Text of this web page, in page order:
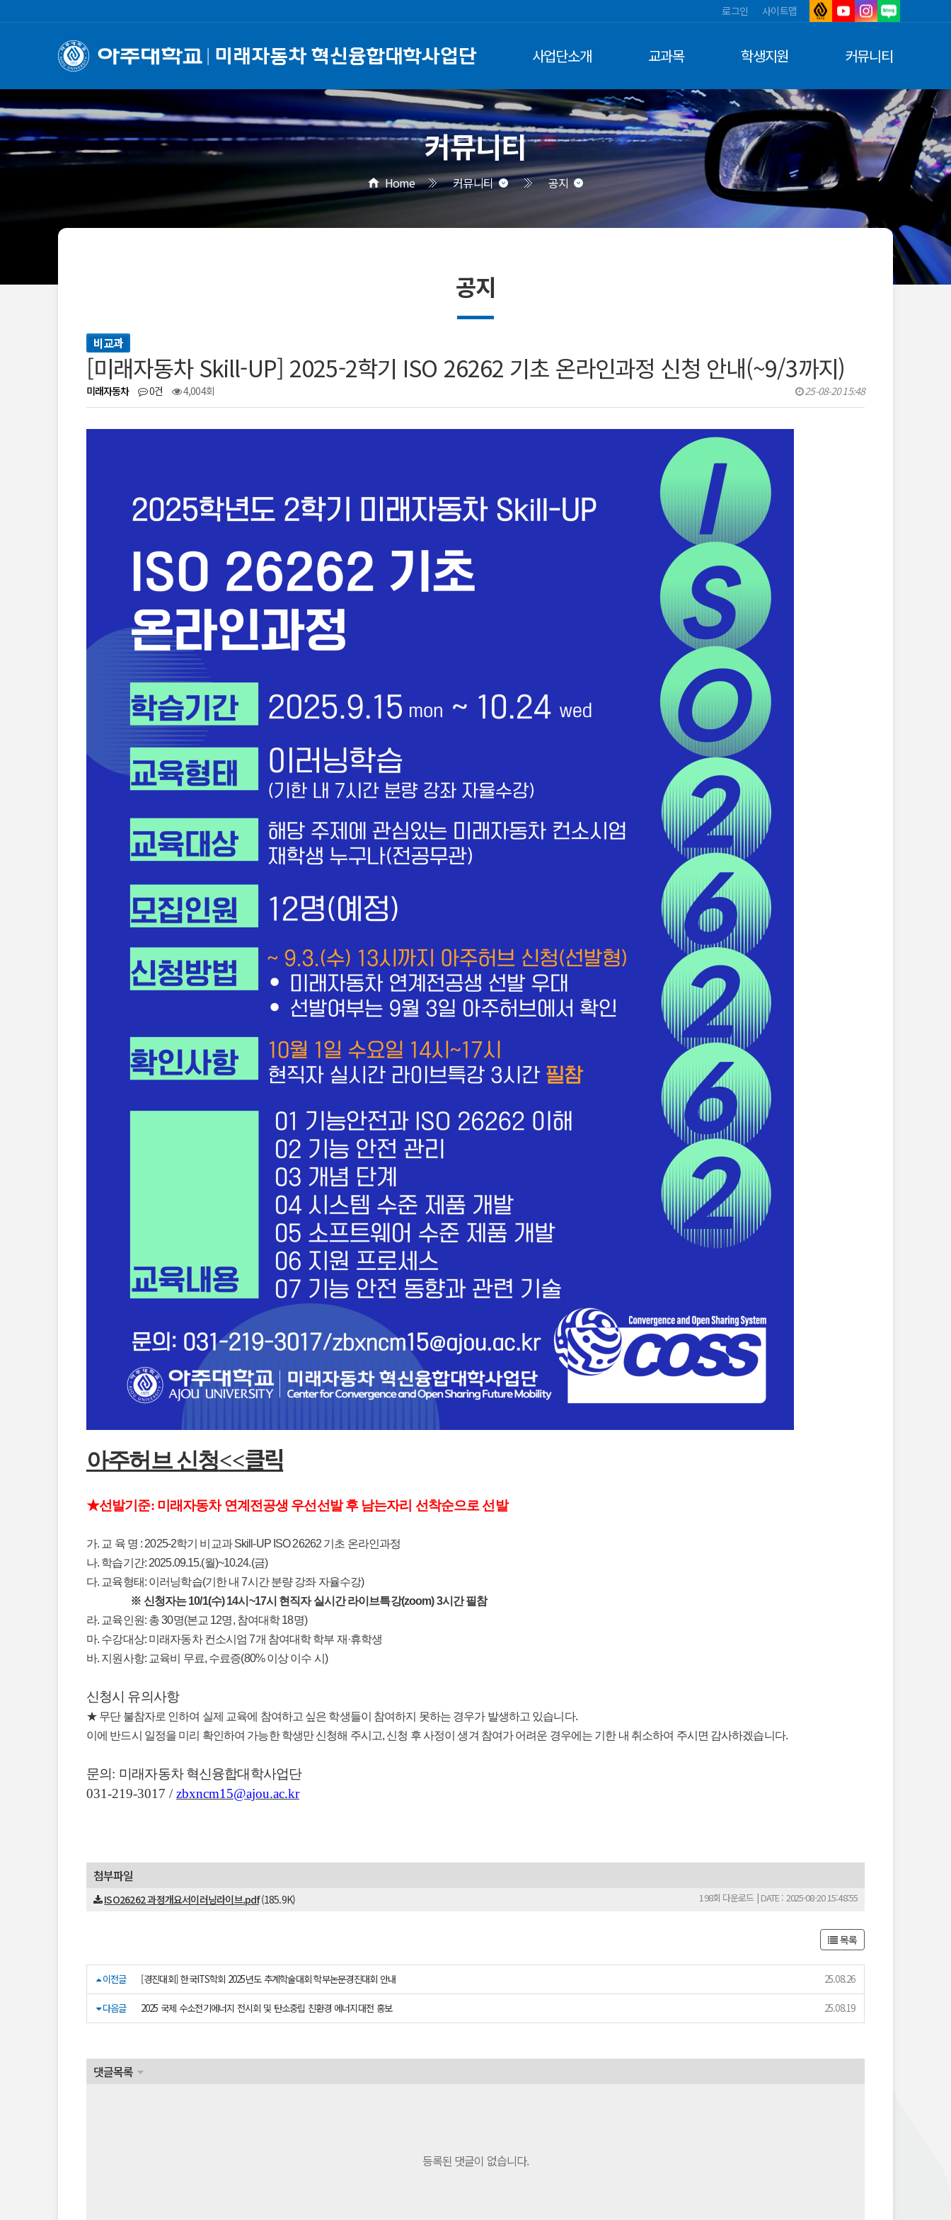
로그인 사이트맵
아 유 인
타
그
네
버
블
사업단소개 교과목 학생지원 커뮤니티
커뮤니티
Home 커뮤니티 공지
공지
비교과
[미래자동차 Skill-UP] 2025-2학기 ISO 26262 기초 온라인과정 신청 안내(~9/3까지)
미래자동차 0건 4,004회 25-08-20 15:48
아주허브 신청<<클릭
★선발기준: 미래자동차 연계전공생 우선선발 후 남는자리 선착순으로 선발
가. 교 육 명 : 2025-2학기 비교과 Skill-UP ISO 26262 기초 온라인과정
나. 학습기간: 2025.09.15.(월)~10.24.(금)
다. 교육형태: 이러닝학습(기한 내 7시간 분량 강좌 자율수강)
※ 신청자는 10/1(수) 14시~17시 현직자 실시간 라이브특강(zoom) 3시간 필참
라. 교육인원: 총 30명(본교 12명, 참여대학 18명)
마. 수강대상: 미래자동차 컨소시엄 7개 참여대학 학부 재·휴학생
바. 지원사항: 교육비 무료, 수료증(80% 이상 이수 시)
신청시 유의사항
★ 무단 불참자로 인하여 실제 교육에 참여하고 싶은 학생들이 참여하지 못하는 경우가 발생하고 있습니다.
이에 반드시 일정을 미리 확인하여 가능한 학생만 신청해 주시고, 신청 후 사정이 생겨 참여가 어려운 경우에는 기한 내 취소하여 주시면 감사하겠습니다.
문의 : 미래자동차 혁신융합대학사업단
031-219-3017 /zbxncm15@ajou.ac.kr
첨부파일
ISO26262 과정개요서이러닝라이브.pdf(185.9K) 198회 다운로드 | DATE : 2025-08-20 15:48:55
목록
이전글 [경진대회] 한국ITS학회 2025년도 추계학술대회 학부논문경진대회 안내 25.08.26
다음글 2025 국제 수소전기에너지 전시회 및 탄소중립 친환경 에너지대전 홍보 25.08.19
댓글목록
등록된 댓글이 없습니다.